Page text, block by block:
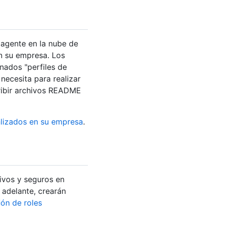
en la nube de
su empresa. Los
"perfiles de
para realizar
archivos README
en su empresa.
y seguros en
crearán
de roles